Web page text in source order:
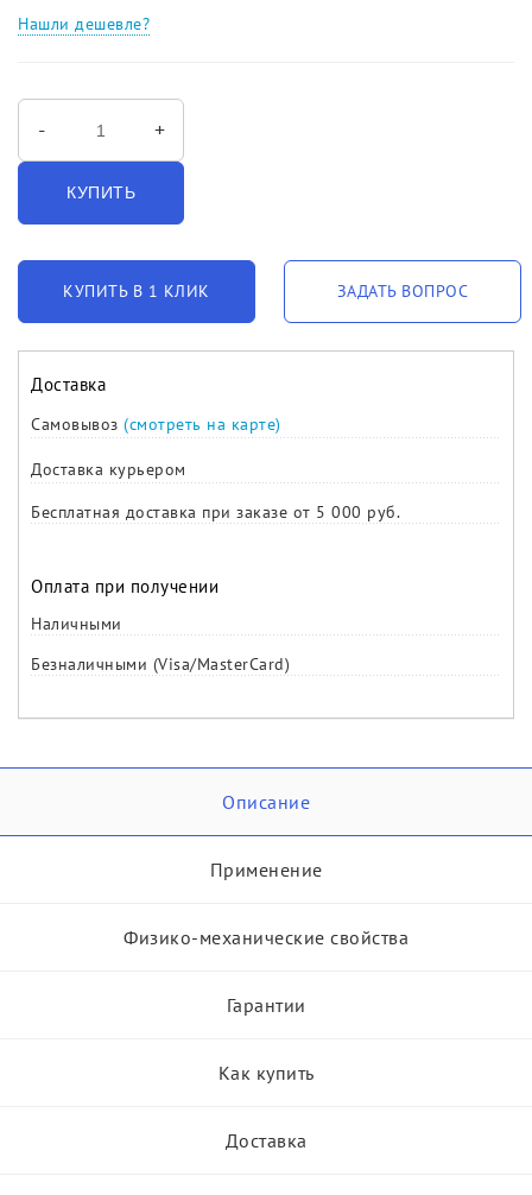
Нашли дешевле?
- +
КУПИТЬ
КУПИТЬ В 1 КЛИК ЗАДАТЬ ВОПРОС
Доставка
Самовывоз (смотреть на карте)
Доставка курьером
Бесплатная доставка при заказе от 5 000 руб.
Оплата при получении
Наличными
Безналичными (Visa/MasterCard)
Описание
Применение
Физико-механические свойства
Гарантии
Как купить
Доставка